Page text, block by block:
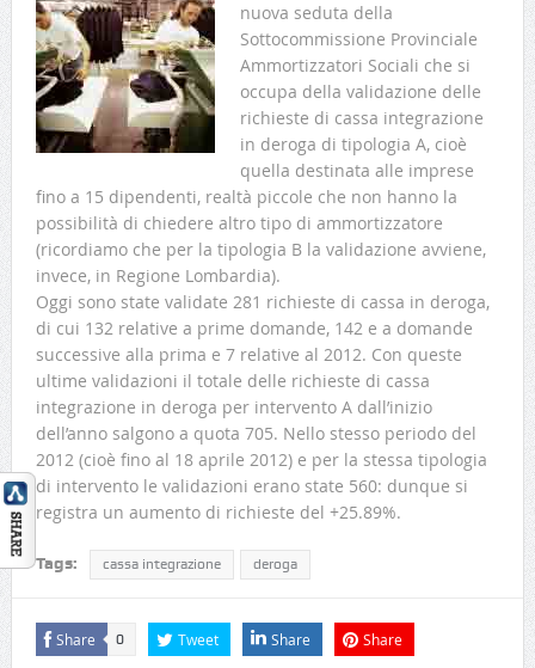
nuova seduta della
Sottocommissione Provinciale
Ammortizzatori Sociali che si
occupa della validazione delle
richieste di cassa integrazione
in deroga di tipologia A, cioè
quella destinata alle imprese
fino a 15 dipendenti, realtà piccole che non hanno la
possibilità di chiedere altro tipo di ammortizzatore
(ricordiamo che per la tipologia B la validazione avviene,
invece, in Regione Lombardia).
Oggi sono state validate 281 richieste di cassa in deroga,
di cui 132 relative a prime domande, 142 e a domande
successive alla prima e 7 relative al 2012. Con queste
ultime validazioni il totale delle richieste di cassa
integrazione in deroga per intervento A dall’inizio
dell’anno salgono a quota 705. Nello stesso periodo del
2012 (cioè fino al 18 aprile 2012) e per la stessa tipologia
di intervento le validazioni erano state 560: dunque si
registra un aumento di richieste del +25.89%.
Tags: cassa integrazione deroga
Share 0 Tweet Share Share